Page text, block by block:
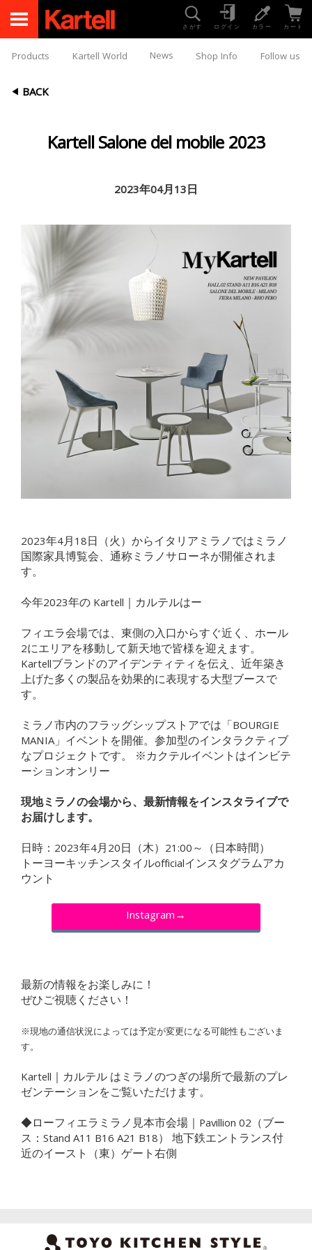
さがす ログイン カラー カート
Products Kartell World News Shop Info Follow us
BACK
Kartell Salone del mobile 2023
2023年04月13日
2023年4月18日（火）からイタリアミラノではミラノ
国際家具博覧会、通称ミラノサローネが開催されま
す。
今年2023年の Kartell｜カルテルはー
フィエラ会場では、東側の入口からすぐ近く、ホール
2にエリアを移動して新天地で皆様を迎えます。
Kartellブランドのアイデンティティを伝え、近年築き
上げた多くの製品を効果的に表現する大型ブースで
す。
ミラノ市内のフラッグシップストアでは「BOURGIE
MANIA」イベントを開催。参加型のインタラクティブ
なプロジェクトです。 ※カクテルイベントはインビテ
ーションオンリー
現地ミラノの会場から、最新情報をインスタライブで
お届けします。
日時：2023年4月20日（木）21:00～（日本時間）
トーヨーキッチンスタイルofficialインスタグラムアカ
ウント
Instagram→
最新の情報をお楽しみに！
ぜひご視聴ください！
※現地の通信状況によっては予定が変更になる可能性もございま
す。
Kartell｜カルテル はミラノのつぎの場所で最新のプレ
ゼンテーションをご覧いただけます。
◆ローフィエラミラノ見本市会場｜Pavillion 02（ブー
ス：Stand A11 B16 A21 B18） 地下鉄エントランス付
近のイースト（東）ゲート右側